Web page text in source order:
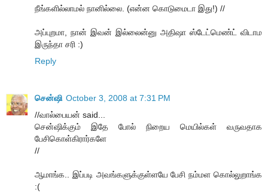
நீங்களில்லாமல் நானில்லை. (என்ன கொடுமைடா இது!) //
அப்புறமா, நான் இவன் இல்லைன்னு அதிஷா ஸ்டேட்மெண்ட் விடாம
இருந்தா சரி :)
Reply
சென்ஷி October 3, 2008 at 7:31 PM
//வால்பையன் said...
சென்ஷிக்கும் இதே போல் நிறைய மெயில்கள் வருவதாக
பேசிகொள்கிரார்களே
//
ஆமாங்க.. இப்படி அவங்களுக்குள்ளயே பேசி நம்மள கொல்லுறாங்க
:(